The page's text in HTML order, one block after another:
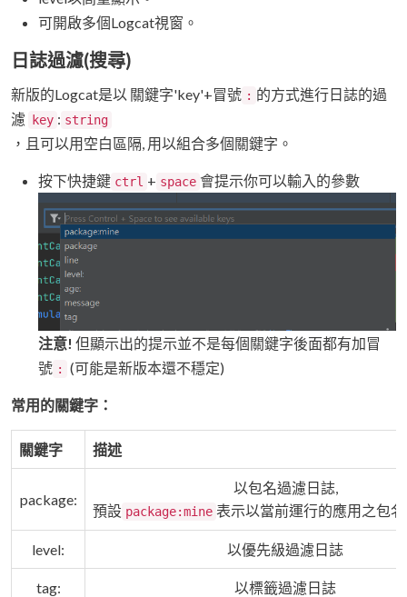
可開啟多個Logcat視窗。
日誌過濾(搜尋)
新版的Logcat是以 關鍵字'key'+冒號 : 的方式進行日誌的過
濾
key : string
，且可以用空白區隔, 用以組合多個關鍵字。
按下快捷鍵 ctrl + space 會提示你可以輸入的參數
注意! 但顯示出的提示並不是每個關鍵字後面都有加冒
號 : (可能是新版本還不穩定)
常用的關鍵字：
關鍵字 描述
package:
以包名過濾日誌,
預設 package:mine 表示以當前運行的應用之包
level: 以優先級過濾日誌
tag: 以標籤過濾日誌